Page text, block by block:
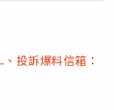
、投訴爆料信箱：